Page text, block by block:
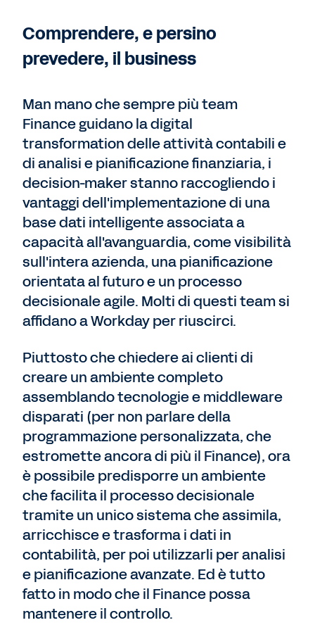
Comprendere, e persino
prevedere, il business
Man mano che sempre più team
Finance guidano la digital
transformation delle attività contabili e
di analisi e pianificazione finanziaria, i
decision-maker stanno raccogliendo i
vantaggi dell'implementazione di una
base dati intelligente associata a
capacità all'avanguardia, come visibilità
sull'intera azienda, una pianificazione
orientata al futuro e un processo
decisionale agile. Molti di questi team si
affidano a Workday per riuscirci.
Piuttosto che chiedere ai clienti di
creare un ambiente completo
assemblando tecnologie e middleware
disparati (per non parlare della
programmazione personalizzata, che
estromette ancora di più il Finance), ora
è possibile predisporre un ambiente
che facilita il processo decisionale
tramite un unico sistema che assimila,
arricchisce e trasforma i dati in
contabilità, per poi utilizzarli per analisi
e pianificazione avanzate. Ed è tutto
fatto in modo che il Finance possa
mantenere il controllo.